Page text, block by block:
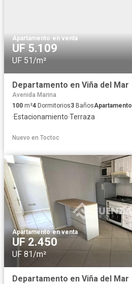
Apartamento·en venta
UF 5.109
UF 51/m²
Departamento en Viña del Mar
Avenida Marina
100 m²4 Dormitorios3 BañosApartamento
·Estacionamiento·Terraza
Nuevo en Toctoc
Apartamento·en venta
UF 2.450
UF 81/m²
Departamento en Viña del Mar